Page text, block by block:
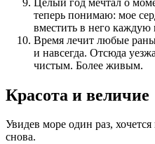
теперь понимаю: мое
вместить в него
Время лечит любые
и навсегда. Отсюда
чистым. Более живым.
Красота и величие
Увидев море один раз, хочется
снова.